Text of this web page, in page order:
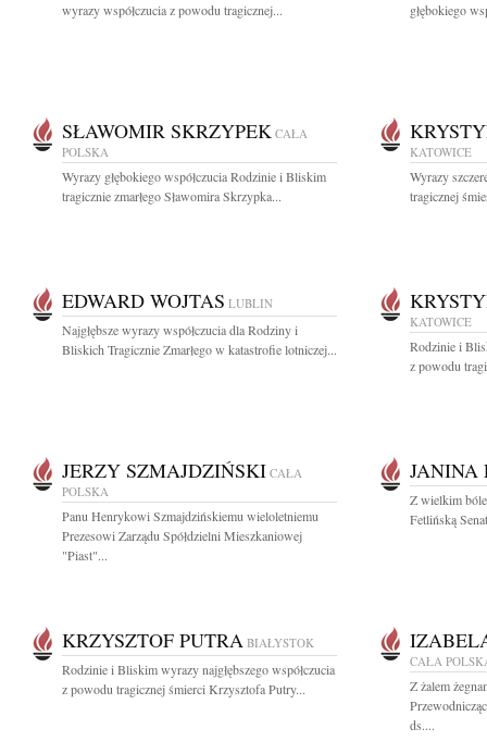
wyrazy współczucia z powodu tragicznej...
głębokiego
SŁAWOMIR SKRZYPEK CAŁA
POLSKA
Wyrazy głębokiego współczucia Rodzinie i Bliskim
tragicznie zmarłego Sławomira Skrzypka...
KATOWICE
Wyrazy
tragicznej
EDWARD WOJTAS LUBLIN
Najgłębsze wyrazy współczucia dla Rodziny i
Bliskich Tragicznie Zmarłego w katastrofie lotniczej...
KATOWICE
Rodzinie i
z powodu
JERZY SZMAJDZIŃSKI CAŁA
POLSKA
Panu Henrykowi Szmajdzińskiemu wieloletniemu
Prezesowi Zarządu Spółdzielni Mieszkaniowej
"Piast"...
JANINA
Z wielkim
Fetlińską
KRZYSZTOF PUTRA BIAŁYSTOK
Rodzinie i Bliskim wyrazy najgłębszego współczucia
z powodu tragicznej śmierci Krzysztofa Putry...
CAŁA
Z żalem
ds....